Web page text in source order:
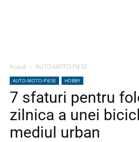
Acasă AUTO-MOTO-PIESE
AUTO-MOTO-PIESE HOBBY
7 sfaturi pentru
zilnica a unei
mediul urban